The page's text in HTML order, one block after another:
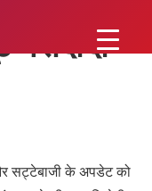
सट्टेबाजी के अपडेट को